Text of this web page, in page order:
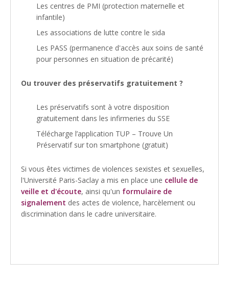
Les centres de PMI (protection maternelle et
infantile)
Les associations de lutte contre le sida
Les PASS (permanence d'accès aux soins de santé
pour personnes en situation de précarité)
Ou trouver des préservatifs gratuitement ?
Les préservatifs sont à votre disposition
gratuitement dans les infirmeries du SSE
Télécharge l’application TUP – Trouve Un
Préservatif sur ton smartphone (gratuit)
Si vous êtes victimes de violences sexistes et sexuelles,
l'Université Paris-Saclay a mis en place une cellule de
veille et d'écoute, ainsi qu'un formulaire de
signalement des actes de violence, harcèlement ou
discrimination dans le cadre universitaire.